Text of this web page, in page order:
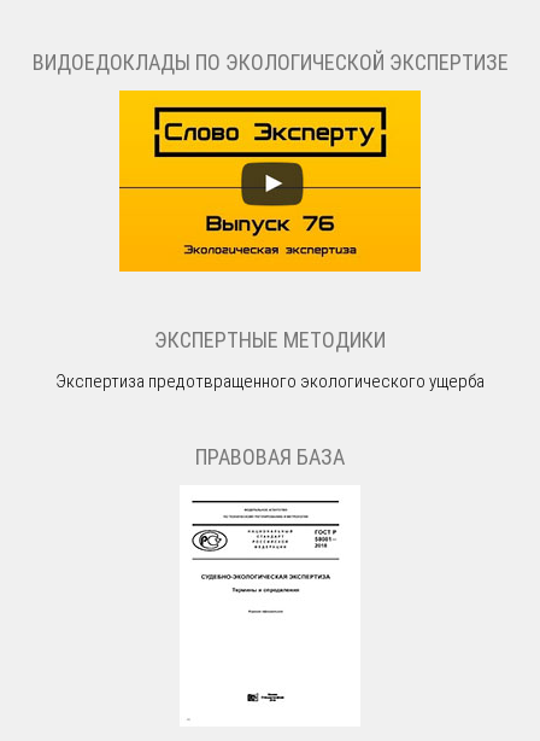
ВИДОЕДОКЛАДЫ ПО ЭКОЛОГИЧЕСКОЙ ЭКСПЕРТИЗЕ
ЭКСПЕРТНЫЕ МЕТОДИКИ
Экспертиза предотвращенного экологического ущерба
ПРАВОВАЯ БАЗА